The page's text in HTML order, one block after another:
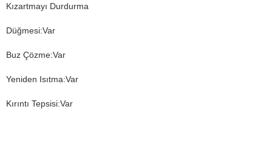
Kızartmayı Durdurma
Düğmesi:Var
Buz Çözme:Var
Yeniden Isıtma:Var
Kırıntı Tepsisi:Var